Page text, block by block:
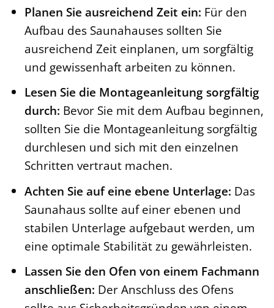
Planen Sie ausreichend Zeit ein: Für den
Aufbau des Saunahauses sollten Sie
ausreichend Zeit einplanen, um sorgfältig
und gewissenhaft arbeiten zu können.
Lesen Sie die Montageanleitung sorgfältig
durch: Bevor Sie mit dem Aufbau beginnen,
sollten Sie die Montageanleitung sorgfältig
durchlesen und sich mit den einzelnen
Schritten vertraut machen.
Achten Sie auf eine ebene Unterlage: Das
Saunahaus sollte auf einer ebenen und
stabilen Unterlage aufgebaut werden, um
eine optimale Stabilität zu gewährleisten.
Lassen Sie den Ofen von einem Fachmann
anschließen: Der Anschluss des Ofens